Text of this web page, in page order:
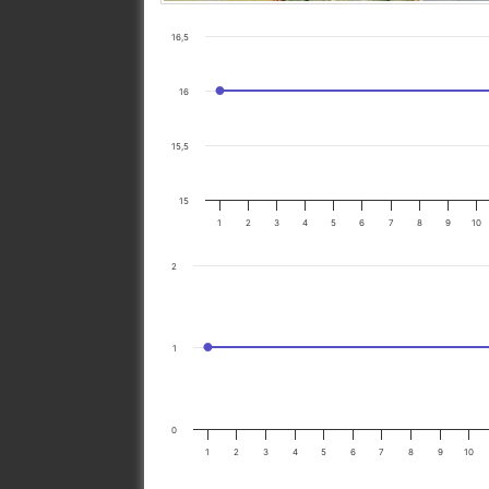
1 2 3 4 5 6 7 8 9 10
15
15,5
16
16,5
1 2 3 4 5 6 7 8 9 10
0
1
2